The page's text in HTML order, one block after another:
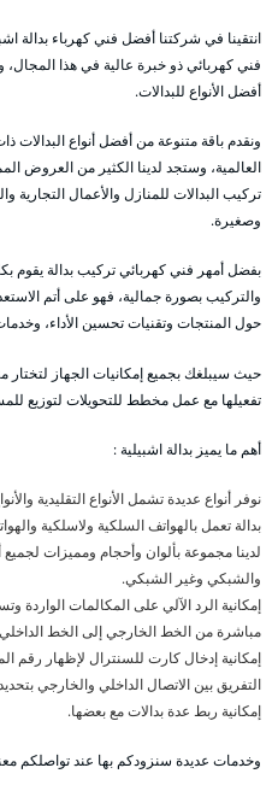
انتقينا في شركتنا أفضل فني كهرباء بدالة
فني كهربائي ذو خبرة عالية في هذا
أفضل الأنواع للبدالات.
ونقدم باقة متنوعة من أفضل أنواع البدالات
العالمية، وستجد لدينا الكثير من العروض
تركيب البدالات للمنازل والأعمال التجارية
وصغيرة.
بفضل أمهر فني كهربائي تركيب بدالة يقوم
والتركيب بصورة جمالية، فهو على أتم
حول المنتجات وتقنيات تحسين الأداء،
حيث سيبلغك بجميع إمكانيات الجهاز
تفعيلها مع عمل مخطط للتحويلات لتوزيع
أهم ما يميز بدالة اشبيلية :
نوفر أنواع عديدة تشمل الأنواع التقليدية
بدالة تعمل بالهواتف السلكية ولاسلكية
لدينا مجموعة بألوان وأحجام ومميزات لجميع
والشبكي وغير الشبكي.
إمكانية الرد الآلي على المكالمات
مباشرة من الخط الخارجي إلى الخط
إمكانية إدخال كارت للسنترال لإظهار رقم
التفريق بين الاتصال الداخلي والخارجي
إمكانية ربط عدة بدالات مع بعضها.
وخدمات عديدة سنزودكم بها عند تواصلكم